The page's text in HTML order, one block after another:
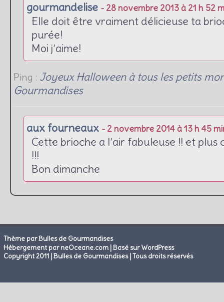
gourmandelise - 28 novembre 2013 à 21 h 52
Elle doit être vraiment délicieuse ta
purée!
Moi j’aime!
Ping : Joyeux Halloween à tous les petits
Gourmandises
aux fourneaux - 2 novembre 2014 à 13 h 45
Cette brioche a l’air fabuleuse !! et plus
!!!
Bon dimanche
Thème par Bulles de Gourmandises
Hébergement par neOceane.com |Basé sur WordPress
Copyright 2011 | Bulles de Gourmandises | Tous droits réservés